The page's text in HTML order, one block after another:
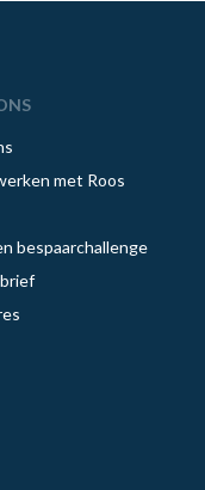
met Roos
bespaarchallenge